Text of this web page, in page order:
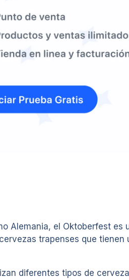
Alemania, el Oktoberfest es
trapenses que
diferentes tipos de